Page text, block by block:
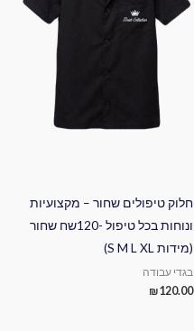
חלוק טיפולים שחור – מקצועיות
ונוחות בכל טיפול -120שח שחור
(מידות S M L XL)
בגדי עבודה
₪120.00